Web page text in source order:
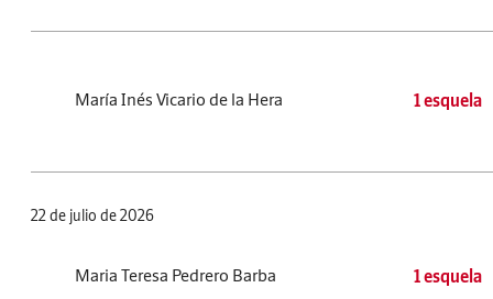
María Inés Vicario de la Hera 1 esquela
22 de julio de 2026
Maria Teresa Pedrero Barba 1 esquela